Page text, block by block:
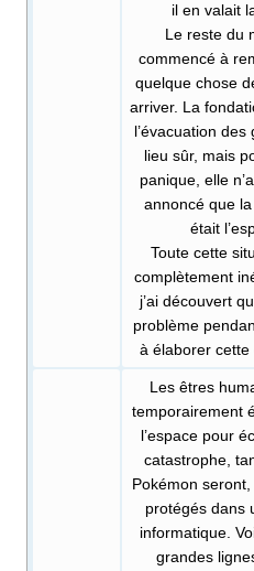
il en valait
Le reste du
commencé à
quelque chose
arriver. La
l’évacuation des
lieu sûr, mais
panique, elle
annoncé que
était
Toute cette
complètement
j’ai découvert
problème
à élaborer
Les êtres
temporairement
l’espace pour
catastrophe,
Pokémon
protégés dans
informatique.
grandes